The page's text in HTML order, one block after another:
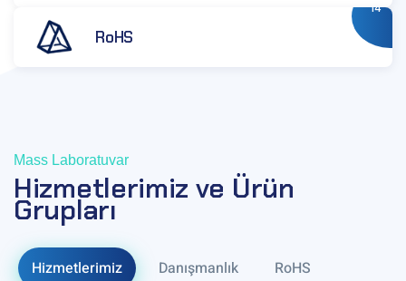
14
RoHS
Mass Laboratuvar
Hizmetlerimiz ve Ürün
Grupları
Hizmetlerimiz Danışmanlık RoHS